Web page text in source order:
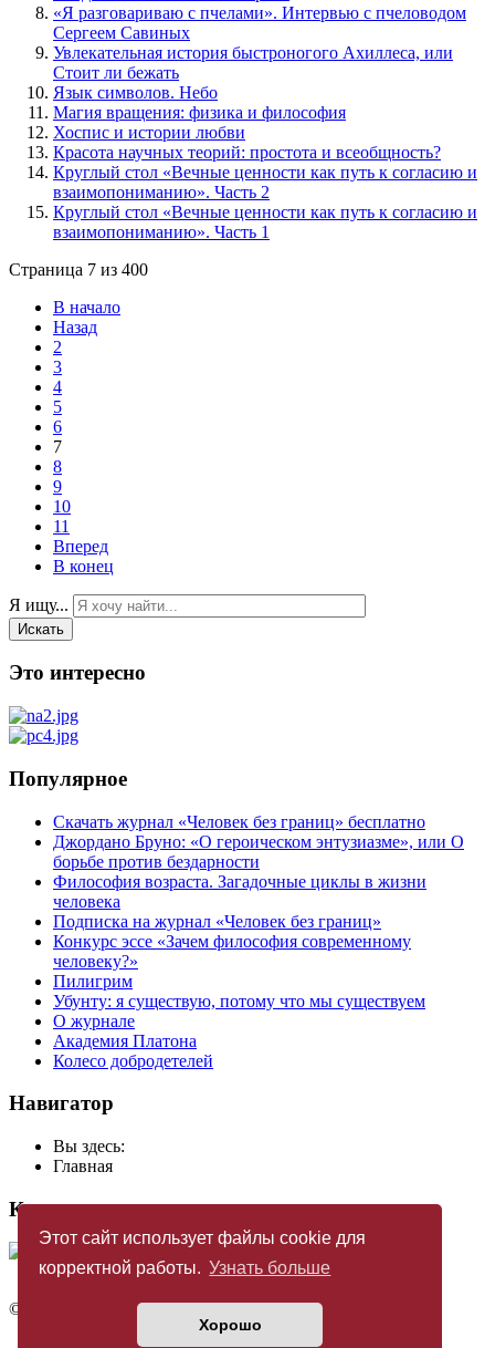
Этот сайт использует файлы cookie для
корректной работы. Узнать больше
Хорошо
«Я разговариваю с пчелами». Интервью с пчеловодом
Сергеем Савиных
Увлекательная история быстроногого Ахиллеса, или
Стоит ли бежать
Язык символов. Небо
Магия вращения: физика и философия
Хоспис и истории любви
Красота научных теорий: простота и всеобщность?
Круглый стол «Вечные ценности как путь к согласию и
взаимопониманию». Часть 2
Круглый стол «Вечные ценности как путь к согласию и
взаимопониманию». Часть 1
Страница 7 из 400
В начало
Назад
2
3
4
5
6
7
8
9
10
11
Вперед
В конец
Я ищу...
Искать
Это интересно
Популярное
Скачать журнал «Человек без границ» бесплатно
Джордано Бруно: «О героическом энтузиазме», или О
борьбе против бездарности
Философия возраста. Загадочные циклы в жизни
человека
Подписка на журнал «Человек без границ»
Конкурс эссе «Зачем философия современному
человеку?»
Пилигрим
Убунту: я существую, потому что мы существуем
О журнале
Академия Платона
Колесо добродетелей
Навигатор
Вы здесь:
Главная
Купить журнал
© Издательство «Новый Акрополь»2005 — 2026
Политика конфиденциальности